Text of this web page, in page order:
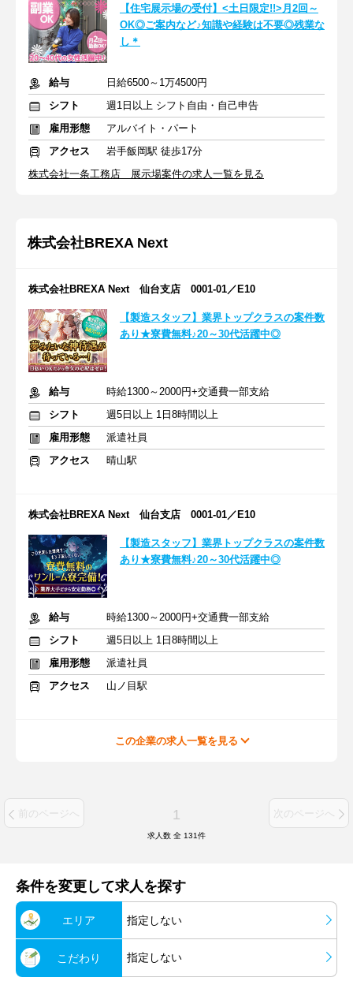
【住宅展示場の受付】<土日限定!!>月2回～
OK◎ご案内など♪知識や経験は不要◎残業な
し＊
給与
日給6500～1万4500円
シフト
週1日以上 シフト自由・自己申告
雇用形態
アルバイト・パート
アクセス
岩手飯岡駅 徒歩17分
株式会社一条工務店 展示場案件の求人一覧を見る
株式会社BREXA Next
株式会社BREXA Next 仙台支店 0001-01／E10
【製造スタッフ】業界トップクラスの案件数
あり★寮費無料♪20～30代活躍中◎
給与
時給1300～2000円+交通費一部支給
シフト
週5日以上 1日8時間以上
雇用形態
派遣社員
アクセス
晴山駅
株式会社BREXA Next 仙台支店 0001-01／E10
【製造スタッフ】業界トップクラスの案件数
あり★寮費無料♪20～30代活躍中◎
給与
時給1300～2000円+交通費一部支給
シフト
週5日以上 1日8時間以上
雇用形態
派遣社員
アクセス
山ノ目駅
この企業の求人一覧を見る
前のページへ 1 次のページへ
求人数 全 131件
条件を変更して求人を探す
エリア 指定しない
こだわり 指定しない